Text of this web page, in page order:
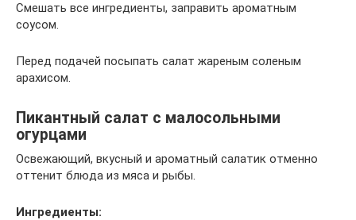
Смешать все ингредиенты, заправить ароматным
соусом.
Перед подачей посыпать салат жареным соленым
арахисом.
Пикантный салат с малосольными
огурцами
Освежающий, вкусный и ароматный салатик отменно
оттенит блюда из мяса и рыбы.
Ингредиенты: